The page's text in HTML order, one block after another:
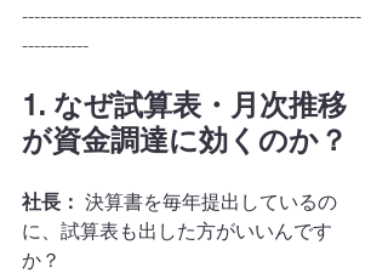
--------------------------------------------------------
-----------
1. なぜ試算表・月次推移
が資金調達に効くのか？
社長： 決算書を毎年提出しているの
に、試算表も出した方がいいんです
か？